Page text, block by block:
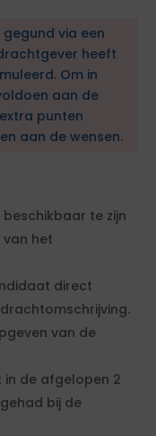
via een
heeft
Om in
aan de
punten
aan de wensen.
te zijn
het
direct
van de
de afgelopen 2
bij de